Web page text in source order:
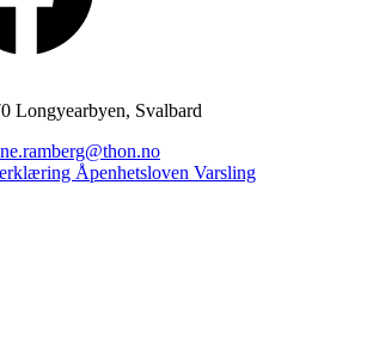
Longyearbyen, Svalbard
Åpenhetsloven Varsling